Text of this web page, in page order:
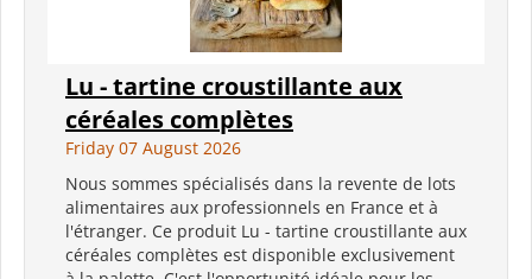
Lu - tartine croustillante aux
céréales complètes
Friday 07 August 2026
Nous sommes spécialisés dans la revente de lots
alimentaires aux professionnels en France et à
l'étranger. Ce produit Lu - tartine croustillante aux
céréales complètes est disponible exclusivement